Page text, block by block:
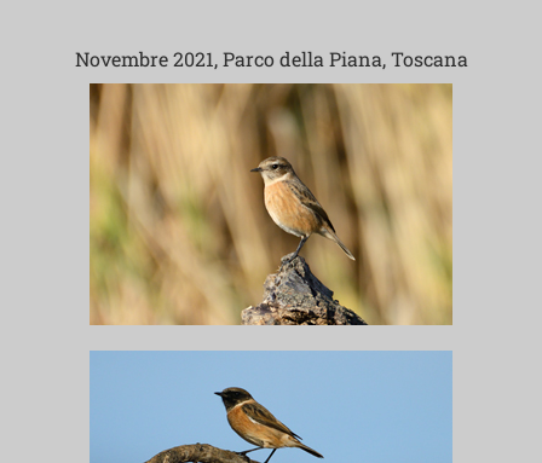
Novembre 2021, Parco della Piana, Toscana